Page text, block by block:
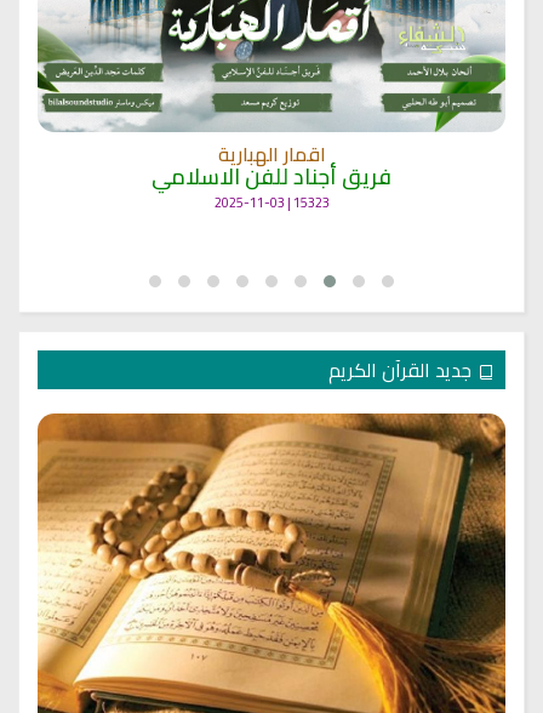
اقمار الهبارية
فريق أجناد للفن الاسلامي
15323 | 2025-11-03
جديد القرآن الكريم